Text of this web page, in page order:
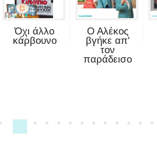
Όχι άλλο
κάρβουνο
Ο Αλέκος
βγήκε απ'
τον
παράδεισο